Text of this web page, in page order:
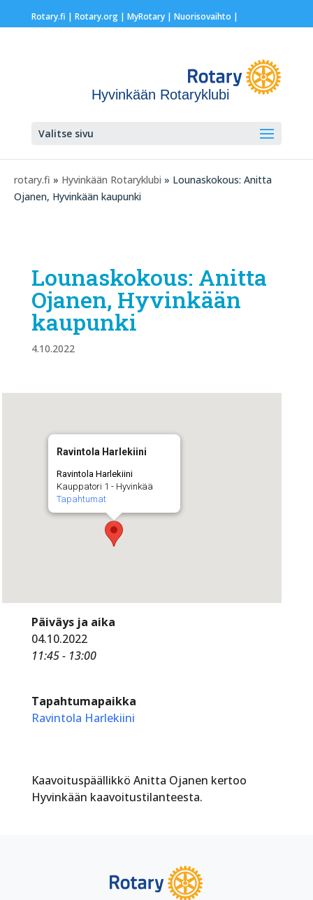
Rotary.fi | Rotary.org| MyRotary | Nuorisovaihto |
Hyvinkään Rotaryklubi
Valitse sivu
rotary.fi » Hyvinkään Rotaryklubi » Lounaskokous: Anitta
Ojanen, Hyvinkään kaupunki
Lounaskokous: Anitta
Ojanen, Hyvinkään
kaupunki
4.10.2022
Ravintola Harlekiini
Ravintola Harlekiini
Kauppatori 1 - Hyvinkää
Tapahtumat
Päiväys ja aika
04.10.2022
11:45 - 13:00
Tapahtumapaikka
Ravintola Harlekiini
Kaavoituspäällikkö Anitta Ojanen kertoo
Hyvinkään kaavoitustilanteesta.